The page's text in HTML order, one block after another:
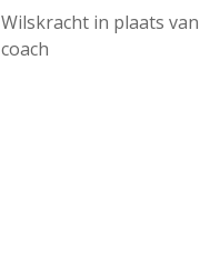
Wilskracht in plaats van
coach